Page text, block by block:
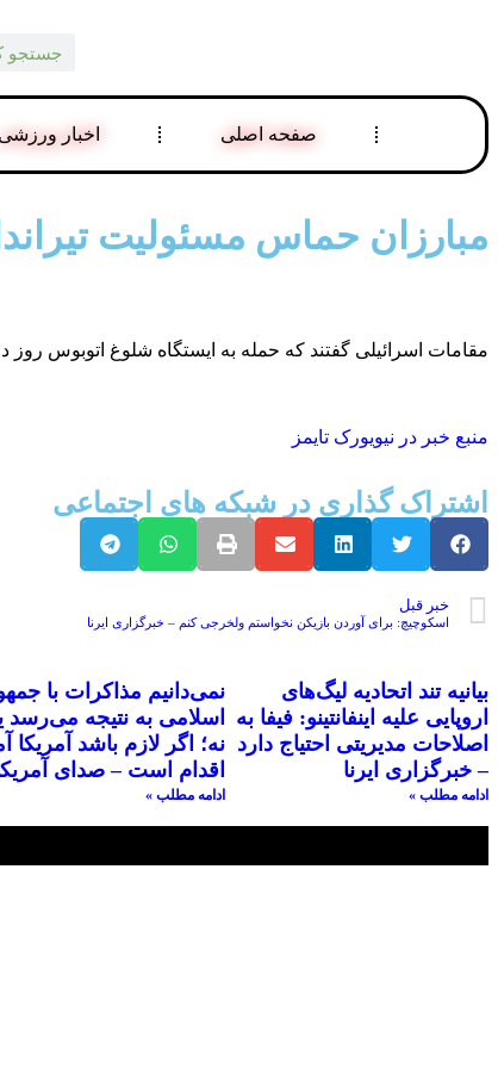
صفحه اصلی اخبار ورزشی
مبارزان حماس مسئولیت
مقامات اسرائیلی گفتند که حمله به ایستگاه شلوغ اتوبوس
منبع خبر در نیویورک تایمز
اشتراک گذاری در شبکه های اجتماعی
خبر قبل
اسکوچیچ: برای آوردن بازیکن نخواستم ولخرجی‌ کنم – خبرگزاری ایرنا
بیانیه تند اتحادیه لیگ‌های
اروپایی علیه اینفانتینو: فیفا به
اصلاحات مدیریتی احتیاج دارد
– خبرگزاری ایرنا
ادامه مطلب »
نمی‌دانیم مذاکرات با
اسلامی به نتیجه می‌رسد
نه؛ اگر لازم باشد آمریکا
اقدام است – صدای
ادامه مطلب »